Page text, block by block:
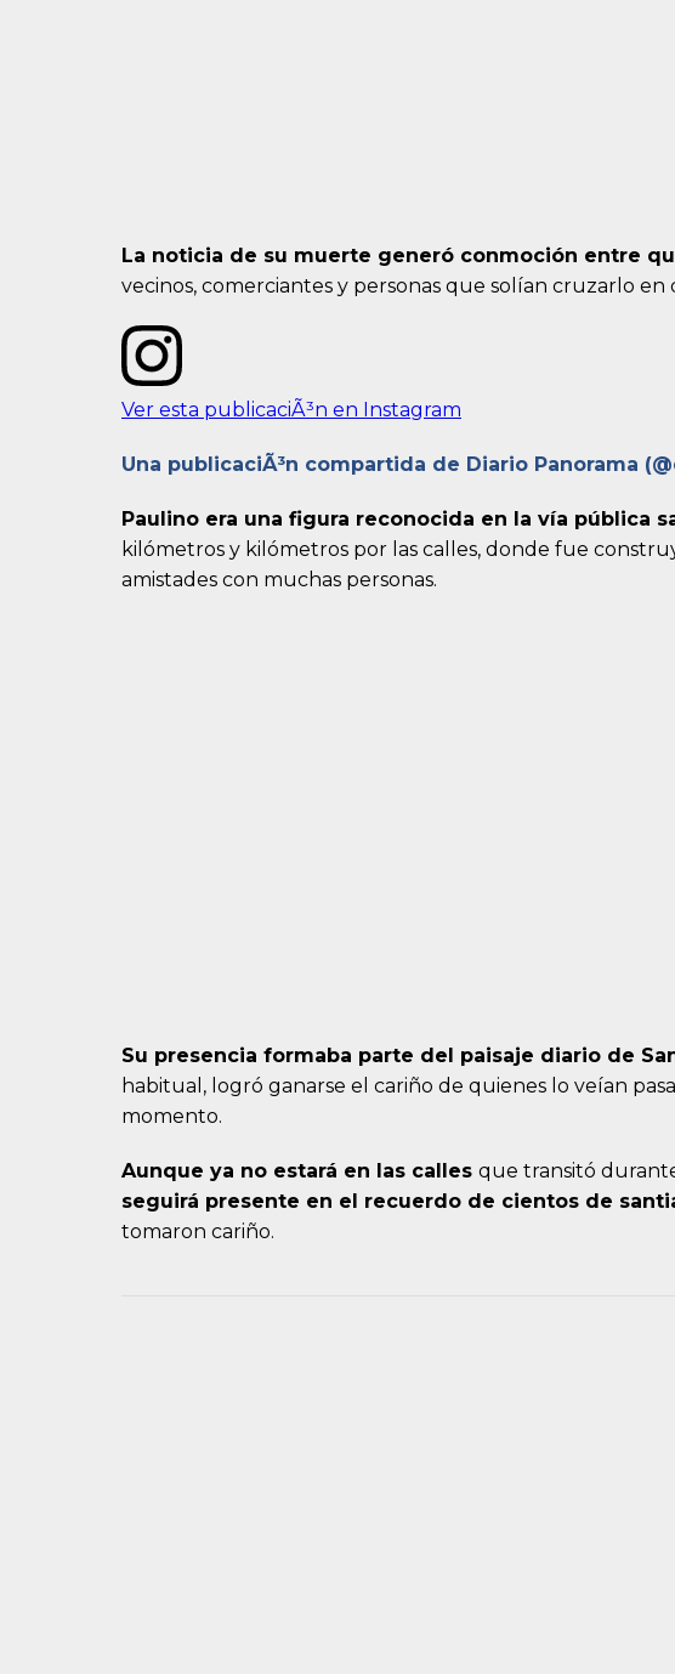
La noticia de su muerte generó conmoción entre
vecinos, comerciantes y personas que solían cruzarlo
Ver esta publicaciÃ³n en Instagram
Una publicaciÃ³n compartida de Diario Panorama
Paulino era una figura reconocida en la vía pública
kilómetros y kilómetros por las calles, donde fue
amistades con muchas personas.
Su presencia formaba parte del paisaje diario de
habitual, logró ganarse el cariño de quienes lo veían
momento.
Aunque ya no estará en las calles que transitó
seguirá presente en el recuerdo de cientos de
tomaron cariño.